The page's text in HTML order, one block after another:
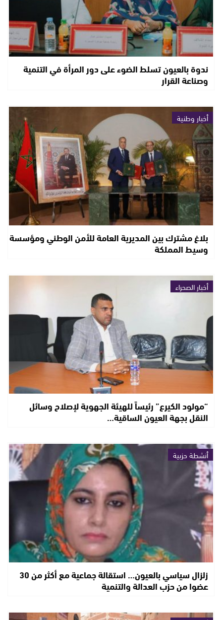
ندوة بالعيون تسلط الضوء على دور المرأة في التنمية
وصناعة القرار
أخبار وطنية
بلاغ مشترك بين المديرية العامة للأمن الوطني ومؤسسة
وسيط المملكة
أخبار الصحراء
“مولود الكيرع” رئيساً للهيئة الجهوية لإصلاح وسائل
النقل بجهة العيون الساقية…
أنشطة حزبية
زلزال سياسي بالعيون… استقالة جماعية مع أكثر من 30
عضوا من حزب العدالة والتنمية